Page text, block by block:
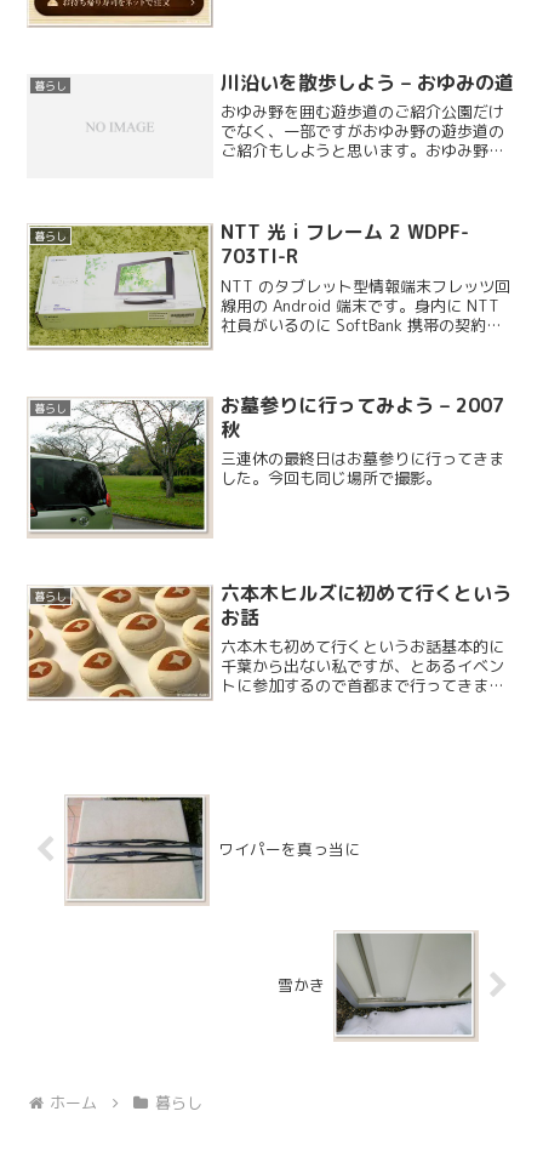
暮らし 川沿いを散歩しよう – おゆみの道
おゆみ野を囲む遊歩道のご紹介公園だけ
でなく、一部ですがおゆみ野の遊歩道の
ご紹介もしようと思います。おゆみ野を
楽しめます。
暮らし
NTT 光 i フレーム 2 WDPF-
703TI-R
NTT のタブレット型情報端末フレッツ回
線用の Android 端末です。身内に NTT
社員がいるのに SoftBank 携帯の契約を
暮らし
お墓参りに行ってみよう – 2007
秋
三連休の最終日はお墓参りに行ってきま
した。今回も同じ場所で撮影。
暮らし
六本木ヒルズに初めて行くという
お話
六本木も初めて行くというお話基本的に
千葉から出ない私ですが、とあるイベン
トに参加するので首都まで行ってきまし
ワイパーを真っ当に
雪かき
ホーム 暮らし